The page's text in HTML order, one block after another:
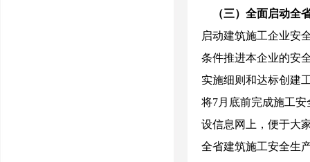
（三）全面启动全
启动建筑施工企业安
条件推进本企业的安
实施细则和达标创建
将7月底前完成施工
设信息网上，便于大
全省建筑施工安全生